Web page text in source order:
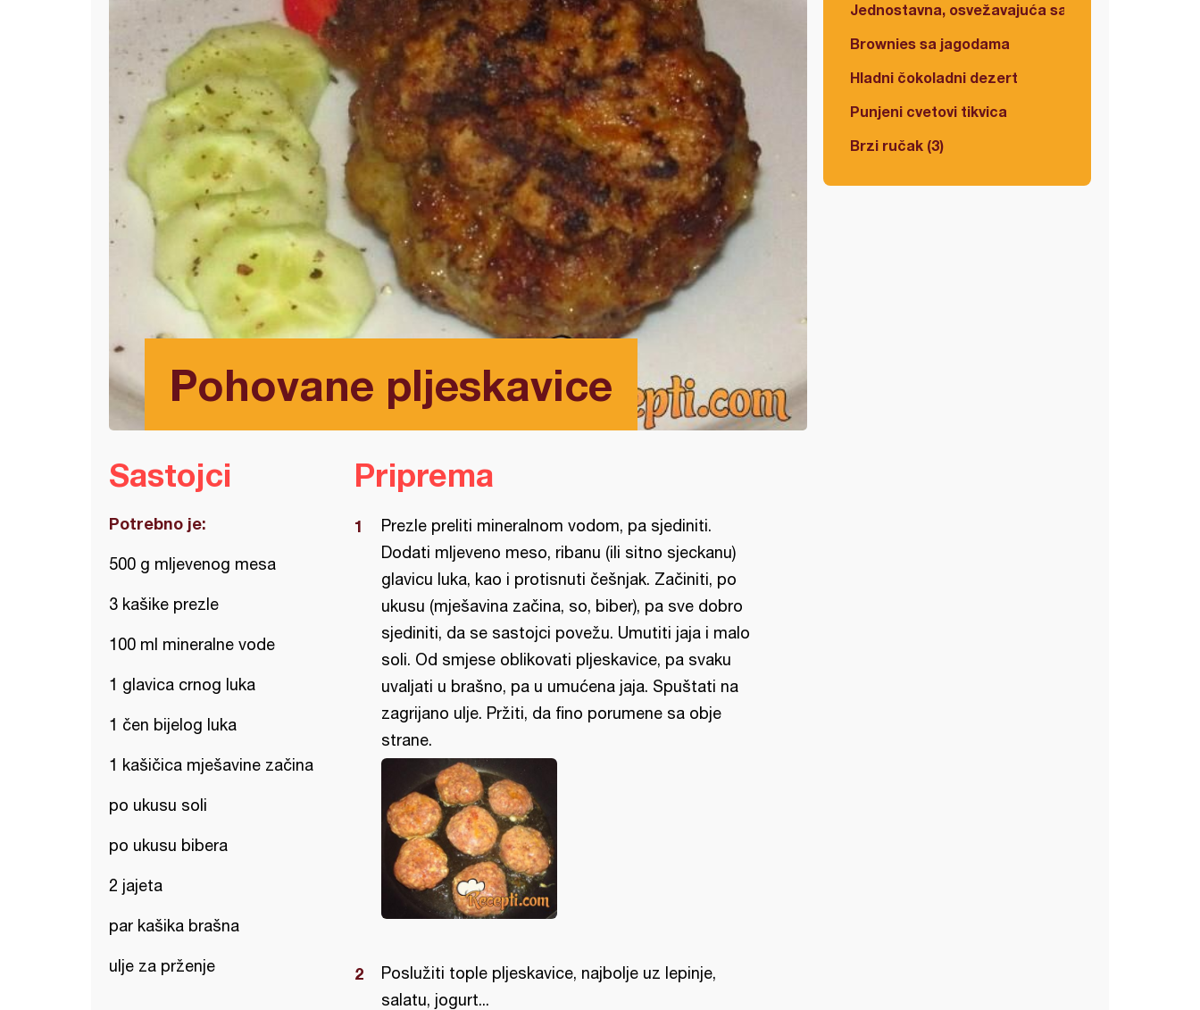
Pohovane pljeskavice
Jednostavna, osvežavajuća salata
Brownies sa jagodama
Hladni čokoladni dezert
Punjeni cvetovi tikvica
Brzi ručak (3)
Sastojci
Potrebno je:
500 g mljevenog mesa
3 kašike prezle
100 ml mineralne vode
1 glavica crnog luka
1 čen bijelog luka
1 kašičica mješavine začina
po ukusu soli
po ukusu bibera
2 jajeta
par kašika brašna
ulje za prženje
Priprema
Prezle preliti mineralnom vodom, pa sjediniti.
Dodati mljeveno meso, ribanu (ili sitno sjeckanu)
glavicu luka, kao i protisnuti češnjak. Začiniti, po
ukusu (mješavina začina, so, biber), pa sve dobro
sjediniti, da se sastojci povežu. Umutiti jaja i malo
soli. Od smjese oblikovati pljeskavice, pa svaku
uvaljati u brašno, pa u umućena jaja. Spuštati na
zagrijano ulje. Pržiti, da fino porumene sa obje
strane.
Poslužiti tople pljeskavice, najbolje uz lepinje,
salatu, jogurt...